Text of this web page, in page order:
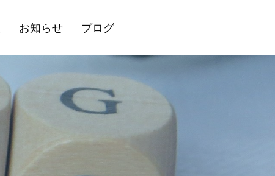
お知らせ ブログ